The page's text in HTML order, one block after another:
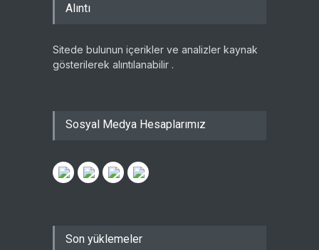
Alıntı
Sitede bulunun içerikler ve analizler kaynak
gösterilerek alıntılanabilir .
Sosyal Medya Hesaplarımız
Son yüklemeler